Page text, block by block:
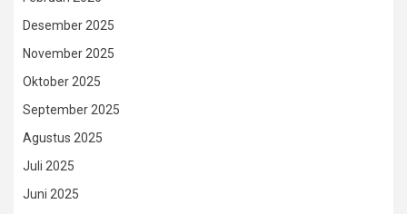
Desember 2025
November 2025
Oktober 2025
September 2025
Agustus 2025
Juli 2025
Juni 2025